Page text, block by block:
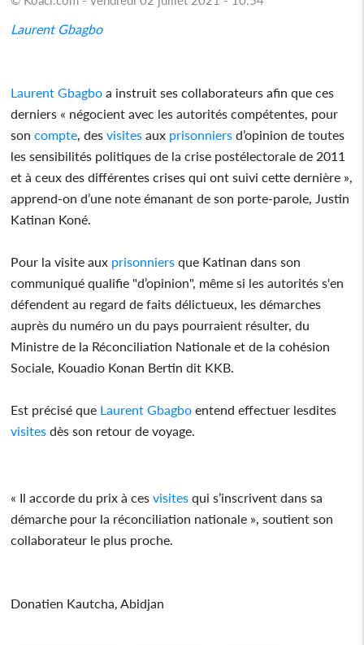
Laurent Gbagbo
Laurent Gbagbo a instruit ses collaborateurs afin que ces
derniers « négocient avec les autorités compétentes, pour
soncompte , desvisites aux prisonniers d’opinion de toutes
les sensibilités politiques de la crise postélectorale de 2011
et à ceux des différentes crises qui ont suivi cette dernière »,
apprend-on d’une note émanant de son porte-parole, Justin
Katinan Koné.
Pour la visite aux prisonniers que Katinan dans son
communiqué qualifie "d’opinion", même si les autorités s'en
défendent au regard de faits délictueux, les démarches
auprès du numéro un du pays pourraient résulter, du
Ministre de la Réconciliation Nationale et de la cohésion
Sociale, Kouadio Konan Bertin dit KKB.
Est précisé que Laurent Gbagbo entend effectuer lesdites
visites dès son retour de voyage.
« Il accorde du prix à cesvisites qui s’inscrivent dans sa
démarche pour la réconciliation nationale », soutient son
collaborateur le plus proche.
Donatien Kautcha, Abidjan